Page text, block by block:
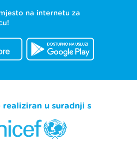
na internetu za
u suradnji s